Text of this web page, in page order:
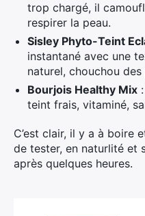
trop chargé, il
respirer la peau.
Sisley Phyto-Teint
instantané avec une
naturel, chouchou
Bourjois Healthy Mix
teint frais, vitaminé,
C’est clair, il y a à boire
de tester, en naturlité et
après quelques heures.